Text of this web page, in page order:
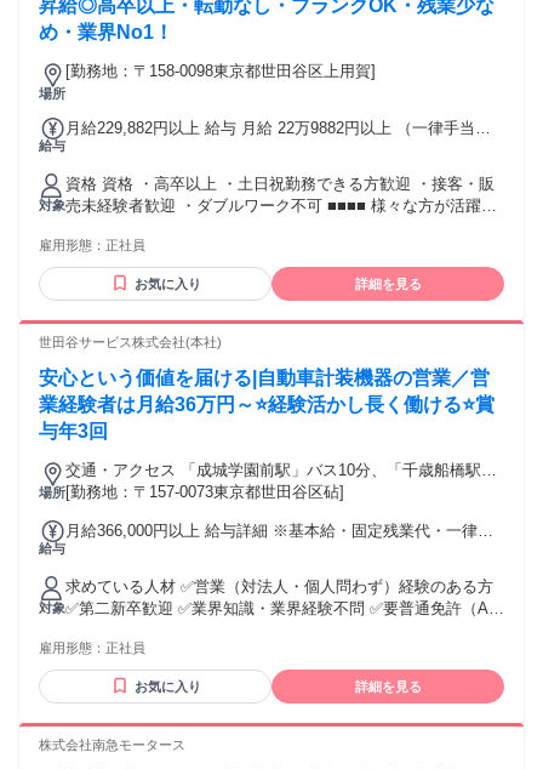
い方 ◆将来的にリーダー職や管理業務にも挑戦したい方
昇給◎高卒以上・転勤なし・ブランクOK・残業少な
め・業界No1！
場所
[勤務地：〒158-0098東京都世田谷区上用賀]
給与
月給229,882円以上 給与 月給 22万9882円以上 （一律手当を
通費支給
対象
資格 資格 ・高卒以上 ・土日祝勤務できる方歓迎 ・接客・販
売未経験者歓迎 ・ダブルワーク不可 ■■■■ 様々な方が活躍で
ーン歓迎） ・自分の時間や家族の時間を大切にしたい方 ・お
客様との接客をしっかりと行いたい方 ・技術や専門知識を習
得して手に職をつけたい方 ・着実にスキルアップしたい方 ・
など様々な経験を持った方々が働いています ・20代・30代・
やブランクがある方、初めて働く方も歓迎 ■■■■ 充実の研
修・制度 ■■■■ ・入社時研修 ・「パーソナルカラー研修」
（一部対象者のみ） ・社内公募制度 ・産前産後休暇 ・育児
休暇 ・育児短期間勤務制度（小学校4年時まで） ・介護・看
護休暇 ・階層別研修 ・慶弔休暇などの特別休暇 年齢の条件
と理由：例外事由3号のイ・45歳まで ※未経験から育成する
雇用形態： 正社員
お気に入り 詳細を見る
世田谷サービス株式会社(本社)
安心という価値を届ける|自動車計装機器の営業／営
業経験者は月給36万円～⭐経験活かし長く働ける⭐賞
与年3回
場所
交通・アクセス 「成城学園前駅」バス10分、「千歳船橋駅」
バス4分
[勤務地：〒157-0073東京都世田谷区砧]
給与
月給366,000円以上 給与詳細 ※基本給・固定残業代・一律手
月あたり6万6150円 〜（固定残業時間：1ヶ月あたり30時間）
固定残業時間を超えた勤務時間については別途残業代を支給
する 【一律手当】 全員に一律で支払われる通勤・皆勤・家族
手当金額：なし 全員に一律で支払われるその他手当金額：あ
(扶養義務のある配偶者：1万円、18歳未満の子ども1人あたり
5000円) ・資格手当 ・交通費全額支給 ※未経験の方は月給33
万円～のスタートになります。 【昇給】 有 【賞与】 年３回
特別賞与＊業績による
対象
求めている人材 ✅営業（対法人・個人問わず）経験のある方
✅第二新卒歓迎 ✅業界知識・業界経験不問 ✅要普通免許（AT
った提案がしたい方歓迎 ・営業の実務経験のある方優遇（業
界不問） ・安定企業でじっくり成長したい方 ・自動車・メカ
ニックが好きな方 - ✨過去の営業経験で培った力も強みに - お
経験は、 この仕事にもってこいだと考えています！ ◆お客様
雇用形態： 正社員
お気に入り 詳細を見る
株式会社南急モータース